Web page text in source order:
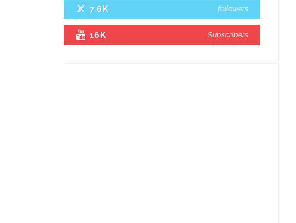
7.6K followers
16K Subscribers